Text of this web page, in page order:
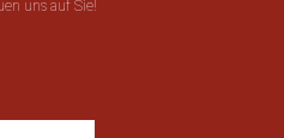
uns auf Sie!